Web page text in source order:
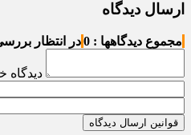
ارسال دیدگاه
مجموع دیدگاهها : 0 در انتظار
دیدگاه
قوانین ارسال دیدگاه